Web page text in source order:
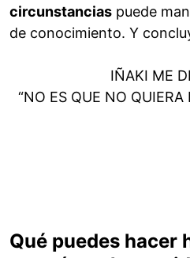
circunstancias puede
de conocimiento. Y
IÑAKI ME
“NO ES QUE NO QUIERA
Qué puedes hacer